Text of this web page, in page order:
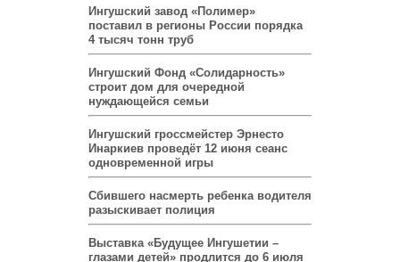
Ингушский завод «Полимер»
поставил в регионы России порядка
4 тысяч тонн труб
Ингушский Фонд «Солидарность»
строит дом для очередной
нуждающейся семьи
Ингушский гроссмейстер Эрнесто
Инаркиев проведёт 12 июня сеанс
одновременной игры
Сбившего насмерть ребенка водителя
разыскивает полиция
Выставка «Будущее Ингушетии –
глазами детей» продлится до 6 июля